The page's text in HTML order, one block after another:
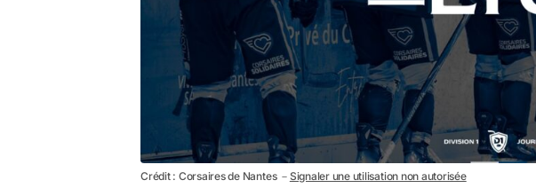
Crédit : Corsaires de Nantes － Signaler une utilisation non autorisée